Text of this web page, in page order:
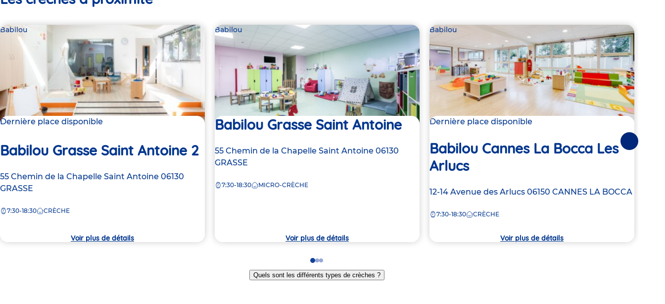
Babilou
Dernière place disponible
Babilou Grasse Saint Antoine 2
Adresse
de
crèche
55 Chemin de la Chapelle Saint Antoine 06130
GRASSE
7:30-18:30 CRÈCHE
Voir plus de détails
Babilou
Babilou Grasse Saint Antoine
Adresse
de
crèche
55 Chemin de la Chapelle Saint Antoine 06130
GRASSE
7:30-18:30 MICRO-CRÈCHE
Voir plus de détails
Babilou
Dernière place disponible
Babilou Cannes La Bocca Les
Arlucs
Adresse
la
12-14 Avenue des Arlucs 06150 CANNES LA BOCCA
7:30-18:30 CRÈCHE
Voir plus de détails
Suivantes
Go
to
slide
Go
to
slide
Go
to
slide
Quels sont les différents types de crèches ?